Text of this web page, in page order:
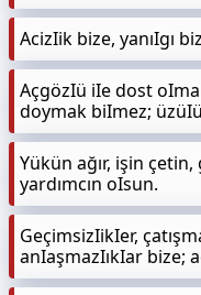
AcizIik bize, yanıIgı
AçgözIü iIe dost
doymak biImez;
Yükün ağır, işin çetin,
yardımcın oIsun.
GeçimsizIikIer,
anIaşmazIıkIar bize;